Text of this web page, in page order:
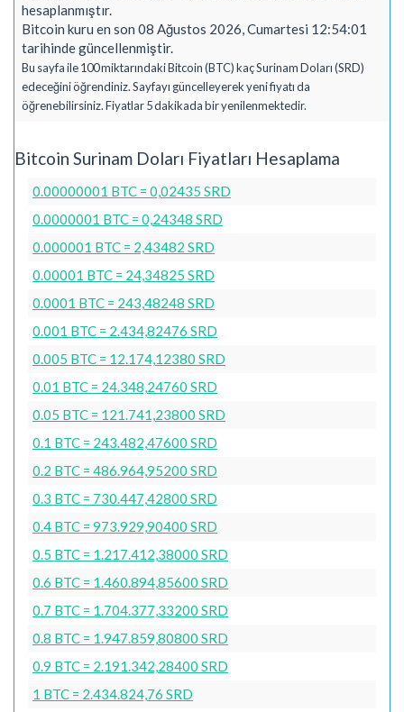
hesaplanmıştır.
Bitcoin kuru en son 08 Ağustos 2026, Cumartesi 12:54:01
tarihinde güncellenmiştir.
Bu sayfa ile 100 miktarındaki Bitcoin (BTC) kaç Surinam Doları (SRD)
edeceğini öğrendiniz. Sayfayı güncelleyerek yeni fiyatı da
öğrenebilirsiniz. Fiyatlar 5 dakikada bir yenilenmektedir.
Bitcoin Surinam Doları Fiyatları Hesaplama
0.00000001 BTC = 0,02435 SRD
0.0000001 BTC = 0,24348 SRD
0.000001 BTC = 2,43482 SRD
0.00001 BTC = 24,34825 SRD
0.0001 BTC = 243,48248 SRD
0.001 BTC = 2.434,82476 SRD
0.005 BTC = 12.174,12380 SRD
0.01 BTC = 24.348,24760 SRD
0.05 BTC = 121.741,23800 SRD
0.1 BTC = 243.482,47600 SRD
0.2 BTC = 486.964,95200 SRD
0.3 BTC = 730.447,42800 SRD
0.4 BTC = 973.929,90400 SRD
0.5 BTC = 1.217.412,38000 SRD
0.6 BTC = 1.460.894,85600 SRD
0.7 BTC = 1.704.377,33200 SRD
0.8 BTC = 1.947.859,80800 SRD
0.9 BTC = 2.191.342,28400 SRD
1 BTC = 2.434.824,76 SRD